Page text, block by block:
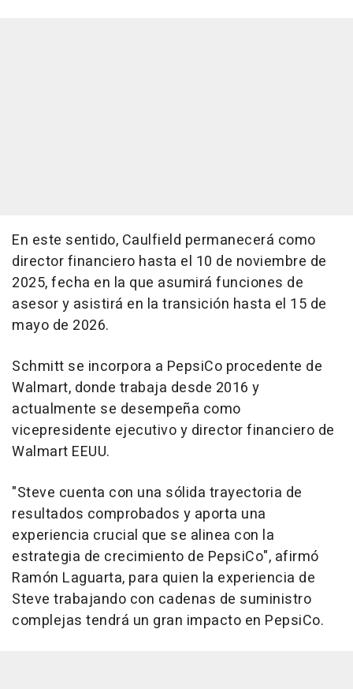
En este sentido, Caulfield permanecerá como
director financiero hasta el 10 de noviembre de
2025, fecha en la que asumirá funciones de
asesor y asistirá en la transición hasta el 15 de
mayo de 2026.
Schmitt se incorpora a PepsiCo procedente de
Walmart, donde trabaja desde 2016 y
actualmente se desempeña como
vicepresidente ejecutivo y director financiero de
Walmart EEUU.
"Steve cuenta con una sólida trayectoria de
resultados comprobados y aporta una
experiencia crucial que se alinea con la
estrategia de crecimiento de PepsiCo", afirmó
Ramón Laguarta, para quien la experiencia de
Steve trabajando con cadenas de suministro
complejas tendrá un gran impacto en PepsiCo.